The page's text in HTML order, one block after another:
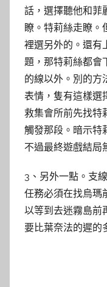
話，選擇聽他和菲
瞭。特莉絲走瞭。
裡選另外的。還有
題，那特莉絲都會
的線以外。別的方
表情，隻有這樣選
救集會所前先找特
觸發那段。暗示特
不過最終遊戲結局
3、另外一點。支
任務必須在找烏瑪
以等到去迷霧島前
要比葉奈法的遲的